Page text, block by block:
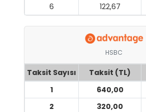
6
122,67
HSBC
Taksit Sayısı Taksit (TL)
1
640,00
2
320,00